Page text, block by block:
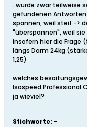
..wurde zwar teilweise
gefundenen
spannen, weil steif ->
"überspannen", weil
insofern hier die Frage
längs Darm 24kg
1,25)
welches
Isospeed Professional
ja wieviel?
Stichworte: -